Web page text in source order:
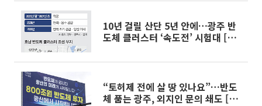
10년 걸릴 산단 5년 안에…광주 반
도체 클러스터 ‘속도전’ 시험대 [메
“토허제 전에 살 땅 있나요”…반도
체 품는 광주, 외지인 문의 쇄도 [르